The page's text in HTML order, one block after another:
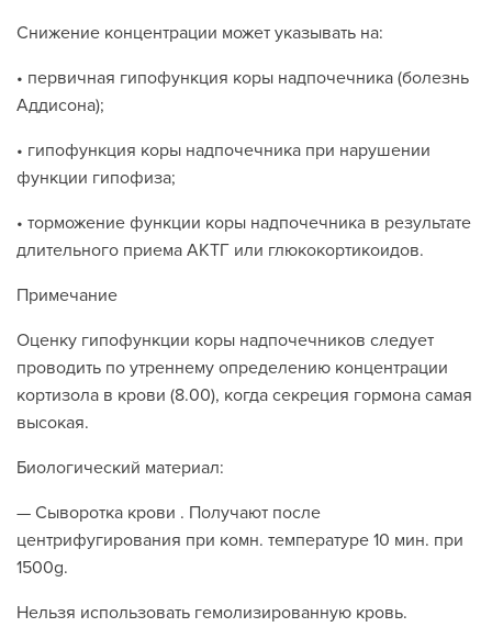
Снижение концентрации может указывать на:
• первичная гипофункция коры надпочечника (болезнь
Аддисона);
• гипофункция коры надпочечника при нарушении
функции гипофиза;
• торможение функции коры надпочечника в результате
длительного приема АКТГ или глюкокортикоидов.
Примечание
Оценку гипофункции коры надпочечников следует
проводить по утреннему определению концентрации
кортизола в крови (8.00), когда секреция гормона самая
высокая.
Биологический материал:
— Сыворотка крови . Получают после
центрифугирования при комн. температуре 10 мин. при
1500g.
Нельзя использовать гемолизированную кровь.